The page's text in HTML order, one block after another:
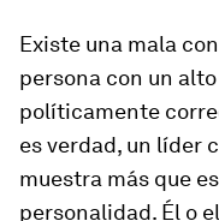
Existe una mala
persona con un
políticamente
es verdad, un líder
muestra más que
personalidad. Él o